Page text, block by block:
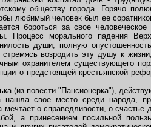
обществу города. Горячо
любимый человек был ее
бороться за свое
Процесс морального падения
души, полную
возродить эту душу к
охранителем существующего
о предстоящей крестьянской
(из повести "Пансионерка"),
свое место среди народа,
мечтает о справедливости, о
а принесением посильной